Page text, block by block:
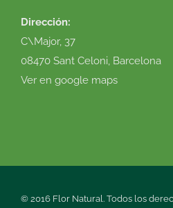
Dirección:
C\Major, 37
08470 Sant Celoni, Barcelona
Ver en google maps
© 2016 Flor Natural. Todos los